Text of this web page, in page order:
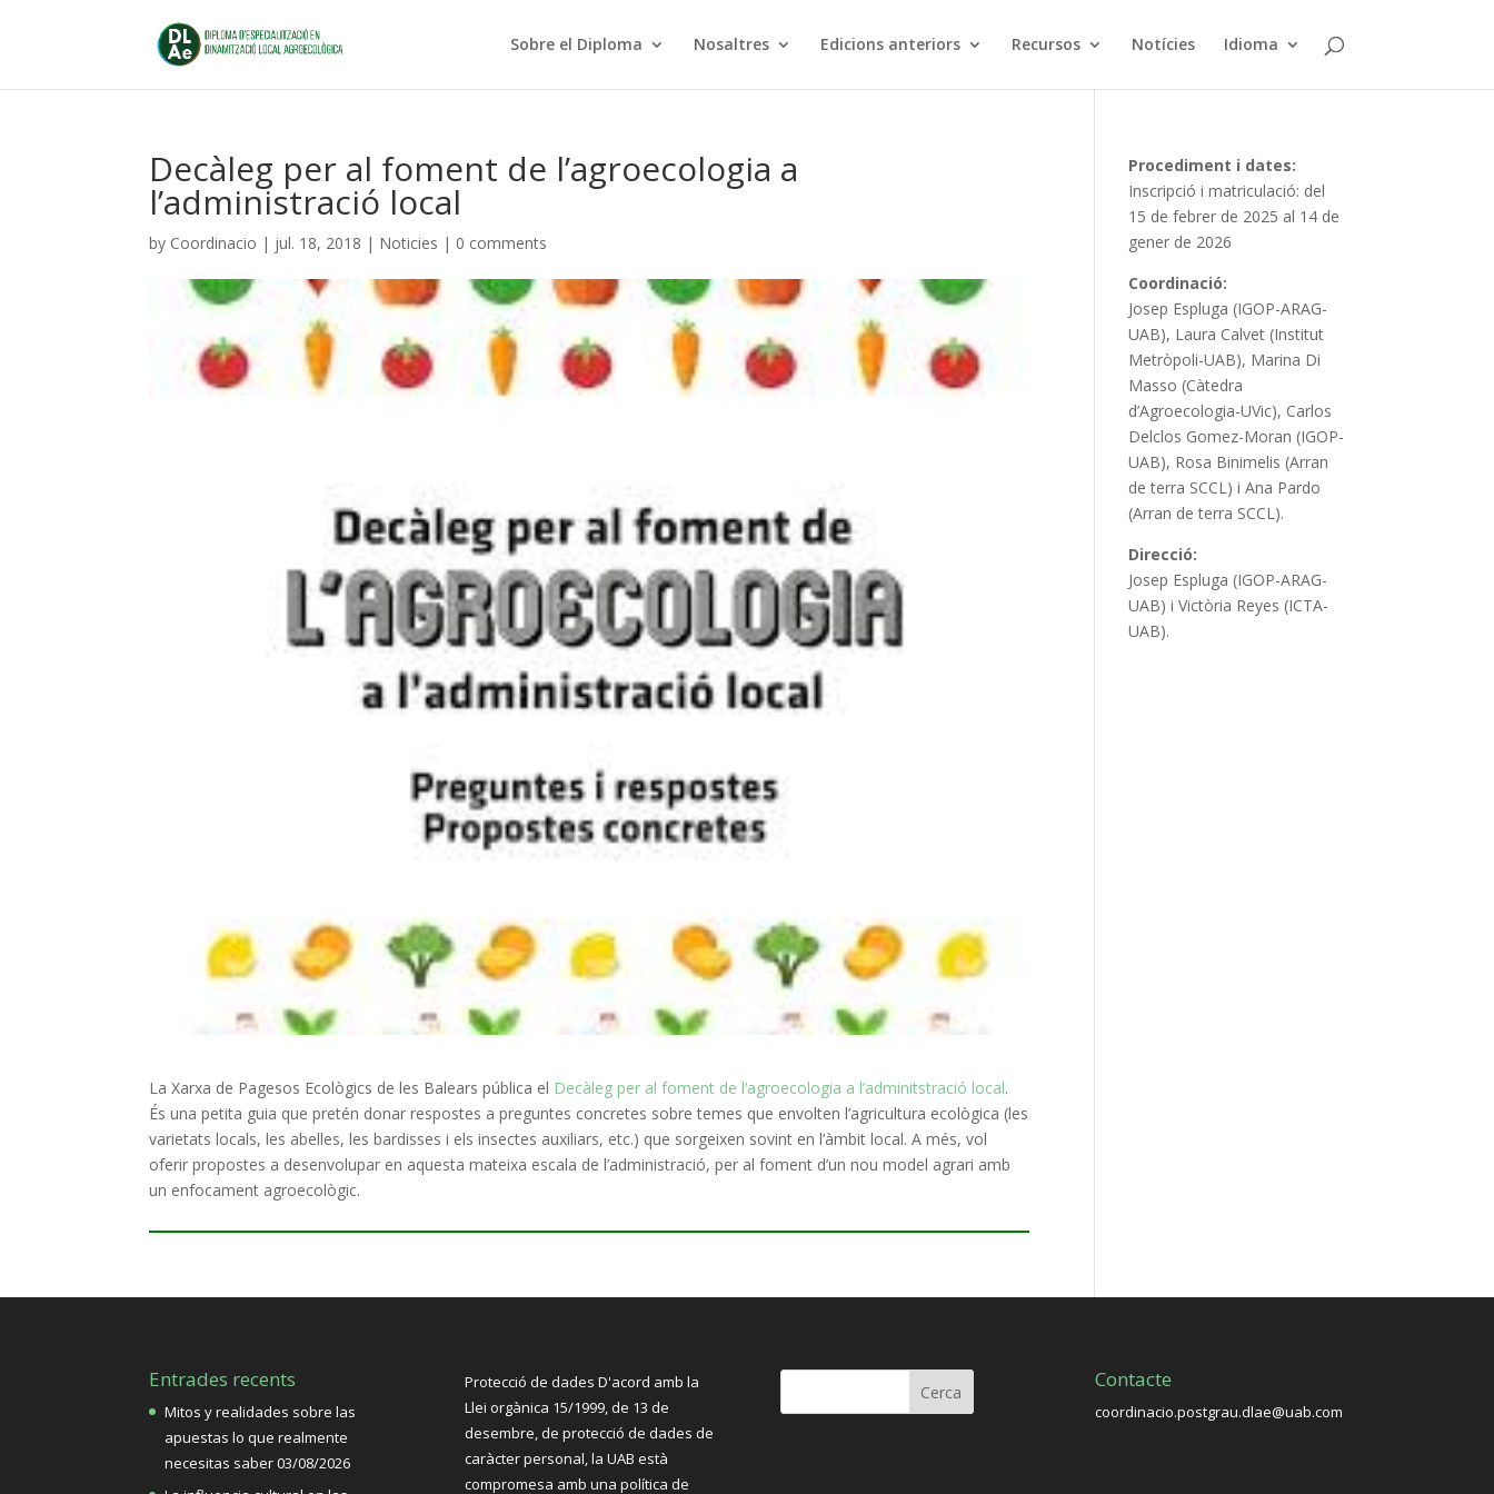
Sobre el Diploma Nosaltres Edicions anteriors Recursos Notícies Idioma
Decàleg per al foment de l’agroecologia a
l’administració local
by Coordinacio | jul. 18, 2018 | Noticies | 0 comments
La Xarxa de Pagesos Ecològics de les Balears pública el Decàleg per al foment de l’agroecologia a l’adminitstració local.
És una petita guia que pretén donar respostes a preguntes concretes sobre temes que envolten l’agricultura ecològica (les
varietats locals, les abelles, les bardisses i els insectes auxiliars, etc.) que sorgeixen sovint en l’àmbit local. A més, vol
oferir propostes a desenvolupar en aquesta mateixa escala de l’administració, per al foment d’un nou model agrari amb
un enfocament agroecològic.
Procediment i dates:
Inscripció i matriculació: del
15 de febrer de 2025 al 14 de
gener de 2026
Coordinació:
Josep Espluga (IGOP-ARAG-
UAB), Laura Calvet (Institut
Metròpoli-UAB), Marina Di
Masso (Càtedra
d’Agroecologia-UVic), Carlos
Delclos Gomez-Moran (IGOP-
UAB), Rosa Binimelis (Arran
de terra SCCL) i Ana Pardo
(Arran de terra SCCL).
Direcció:
Josep Espluga (IGOP-ARAG-
UAB) i Victòria Reyes (ICTA-
UAB).
Entrades recents
Mitos y realidades sobre las
apuestas lo que realmente
necesitas saber03/08/2026
Protecció de dades D'acord amb la
Llei orgànica 15/1999, de 13 de
desembre, de protecció de dades de
caràcter personal, la UAB està
compromesa amb una política de
Contacte
coordinacio.postgrau.dlae@uab.com